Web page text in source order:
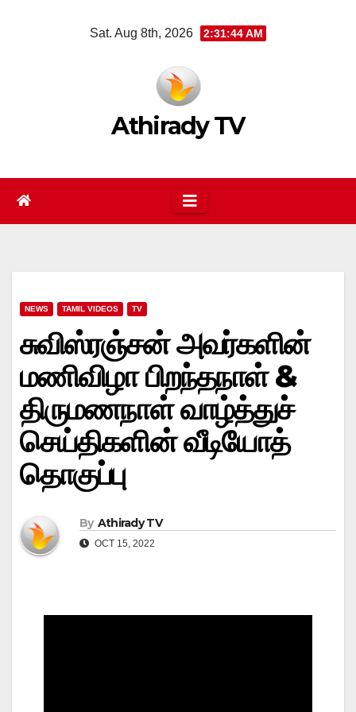
Sat. Aug 8th, 2026 2:31:44 AM
Athirady TV
NEWS TAMIL VIDEOS TV
சுவிஸ்ரஞ்சன் அவர்களின்
மணிவிழா பிறந்தநாள் &
திருமணநாள் வாழ்த்துச்
செய்திகளின் வீடியோத்
தொகுப்பு
By Athirady TV
OCT 15, 2022